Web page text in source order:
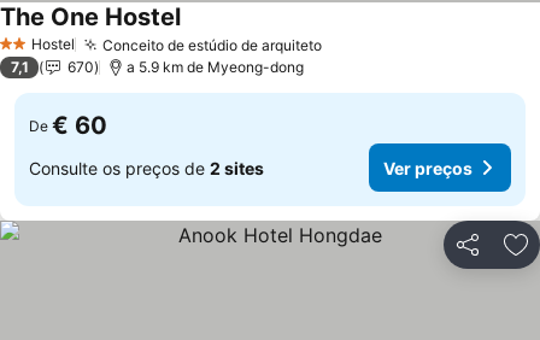
2 Estrelas
Hostel Conceito de estúdio de arquitetoVer preços
The One HostelVer preços
7,1 670 a 5.9 km de Myeong-dong
De € 60
Consulte os preços de 2 sites Ver preços
Partilhar